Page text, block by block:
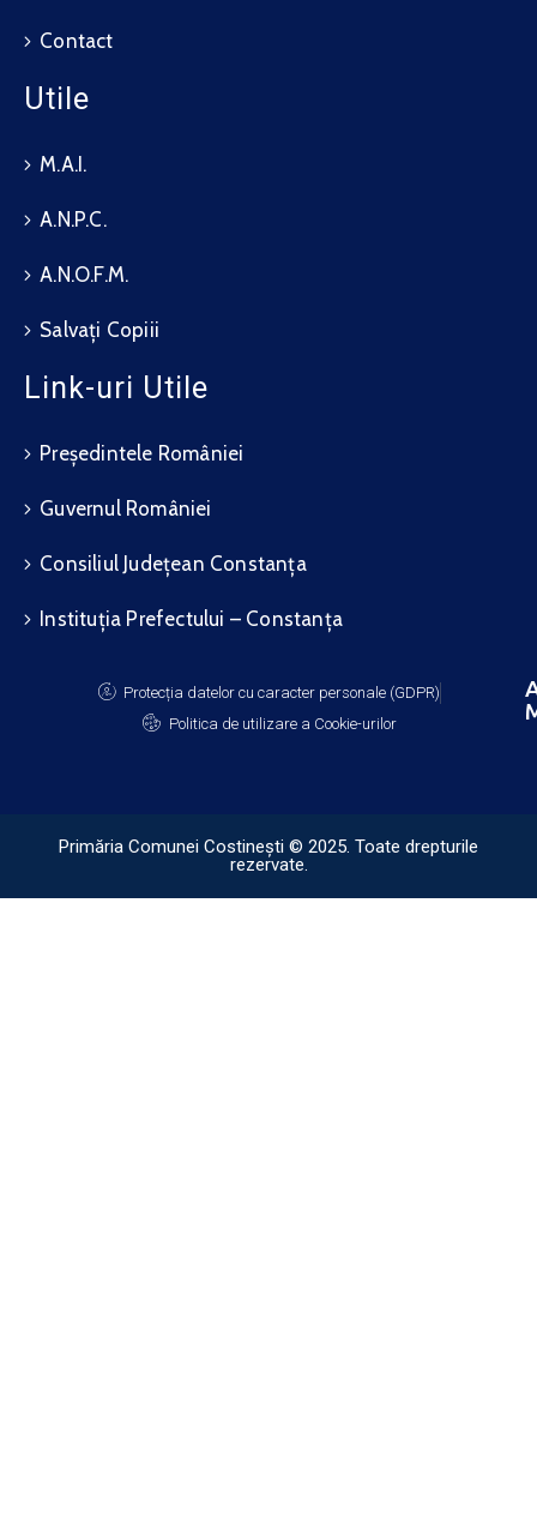
Contact
Utile
M.A.I.
A.N.P.C.
A.N.O.F.M.
Salvați Copiii
Link-uri Utile
Președintele României
Guvernul României
Consiliul Județean Constanța
Instituția Prefectului – Constanța
Protecția datelor cu caracter personale (GDPR)
Politica de utilizare a Cookie-urilor
Primăria Comunei Costinești © 2025. Toate drepturile
rezervate.